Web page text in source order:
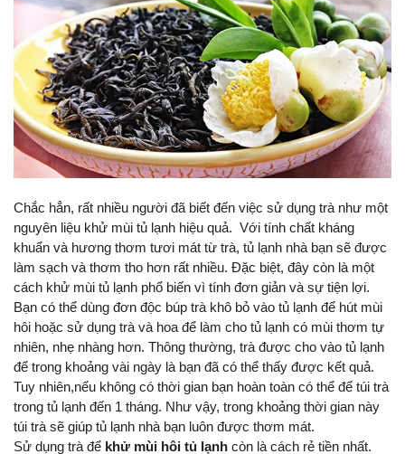
Chắc hẳn, rất nhiều người đã biết đến việc sử dụng trà như một
nguyên liệu khử mùi tủ lạnh hiệu quả.  Với tính chất kháng
khuẩn và hương thơm tươi mát từ trà, tủ lạnh nhà bạn sẽ được
làm sạch và thơm tho hơn rất nhiều. Đặc biệt, đây còn là một
cách khử mùi tủ lạnh phổ biến vì tính đơn giản và sự tiện lợi.
Bạn có thể dùng đơn độc búp trà khô bỏ vào tủ lạnh để hút mùi
hôi hoặc sử dụng trà và hoa để làm cho tủ lạnh có mùi thơm tự
nhiên, nhẹ nhàng hơn. Thông thường, trà được cho vào tủ lạnh
để trong khoảng vài ngày là bạn đã có thể thấy được kết quả.
Tuy nhiên,nếu không có thời gian bạn hoàn toàn có thể để túi trà
trong tủ lạnh đến 1 tháng. Như vậy, trong khoảng thời gian này
túi trà sẽ giúp tủ lạnh nhà bạn luôn được thơm mát.
Sử dụng trà để khử mùi hôi tủ lạnh còn là cách rẻ tiền nhất.